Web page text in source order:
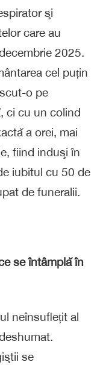
şi
care au
2025.
cel puțin
o pe
ci cu un colind
a orei, mai
fiind induşi în
iubitul cu 50 de
de funeralii.
se întâmplă în
neînsuflețit al
se